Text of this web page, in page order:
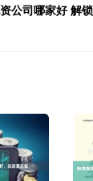
公司哪家好 解